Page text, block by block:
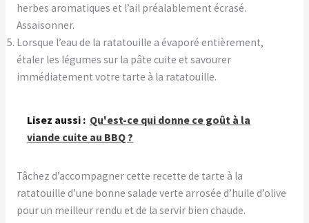
herbes aromatiques et l’ail préalablement écrasé.
Assaisonner.
Lorsque l’eau de la ratatouille a évaporé entièrement,
étaler les légumes sur la pâte cuite et savourer
immédiatement votre tarte à la ratatouille.
Lisez aussi : Qu'est-ce qui donne ce goût à la
viande cuite au BBQ ?
Tâchez d’accompagner cette recette de tarte à la
ratatouille d’une bonne salade verte arrosée d’huile d’olive
pour un meilleur rendu et de la servir bien chaude.